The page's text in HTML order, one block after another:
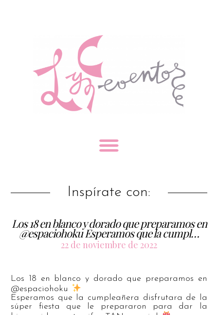
Inspírate con:
Los 18 en blanco y dorado que preparamos en
@espaciohoku Esperamos que la cumpl…
22 de noviembre de 2022
Los 18 en blanco y dorado que preparamos en
@espaciohoku
Esperamos que la cumpleañera disfrutara de la
súper fiesta que le prepararon para dar la